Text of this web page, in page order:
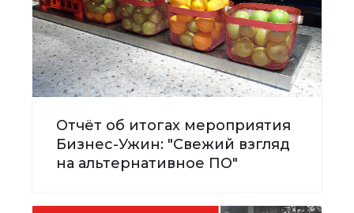
Отчёт об итогах мероприятия
Бизнес-Ужин: "Свежий взгляд
на альтернативное ПО"